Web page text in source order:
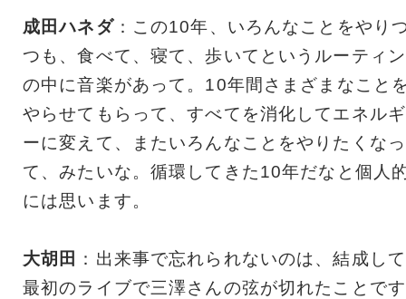
成田ハネダ：この10年、いろんなことをやり
つも、食べて、寝て、歩いてというルーティン
の中に音楽があって。10年間さまざまなこと
やらせてもらって、すべてを消化してエネルギ
ーに変えて、またいろんなことをやりたくなっ
て、みたいな。循環してきた10年だなと個人
には思います。
大胡田
：出来事で忘れられないのは、結成して
最初のライブで三澤さんの弦が切れたことです